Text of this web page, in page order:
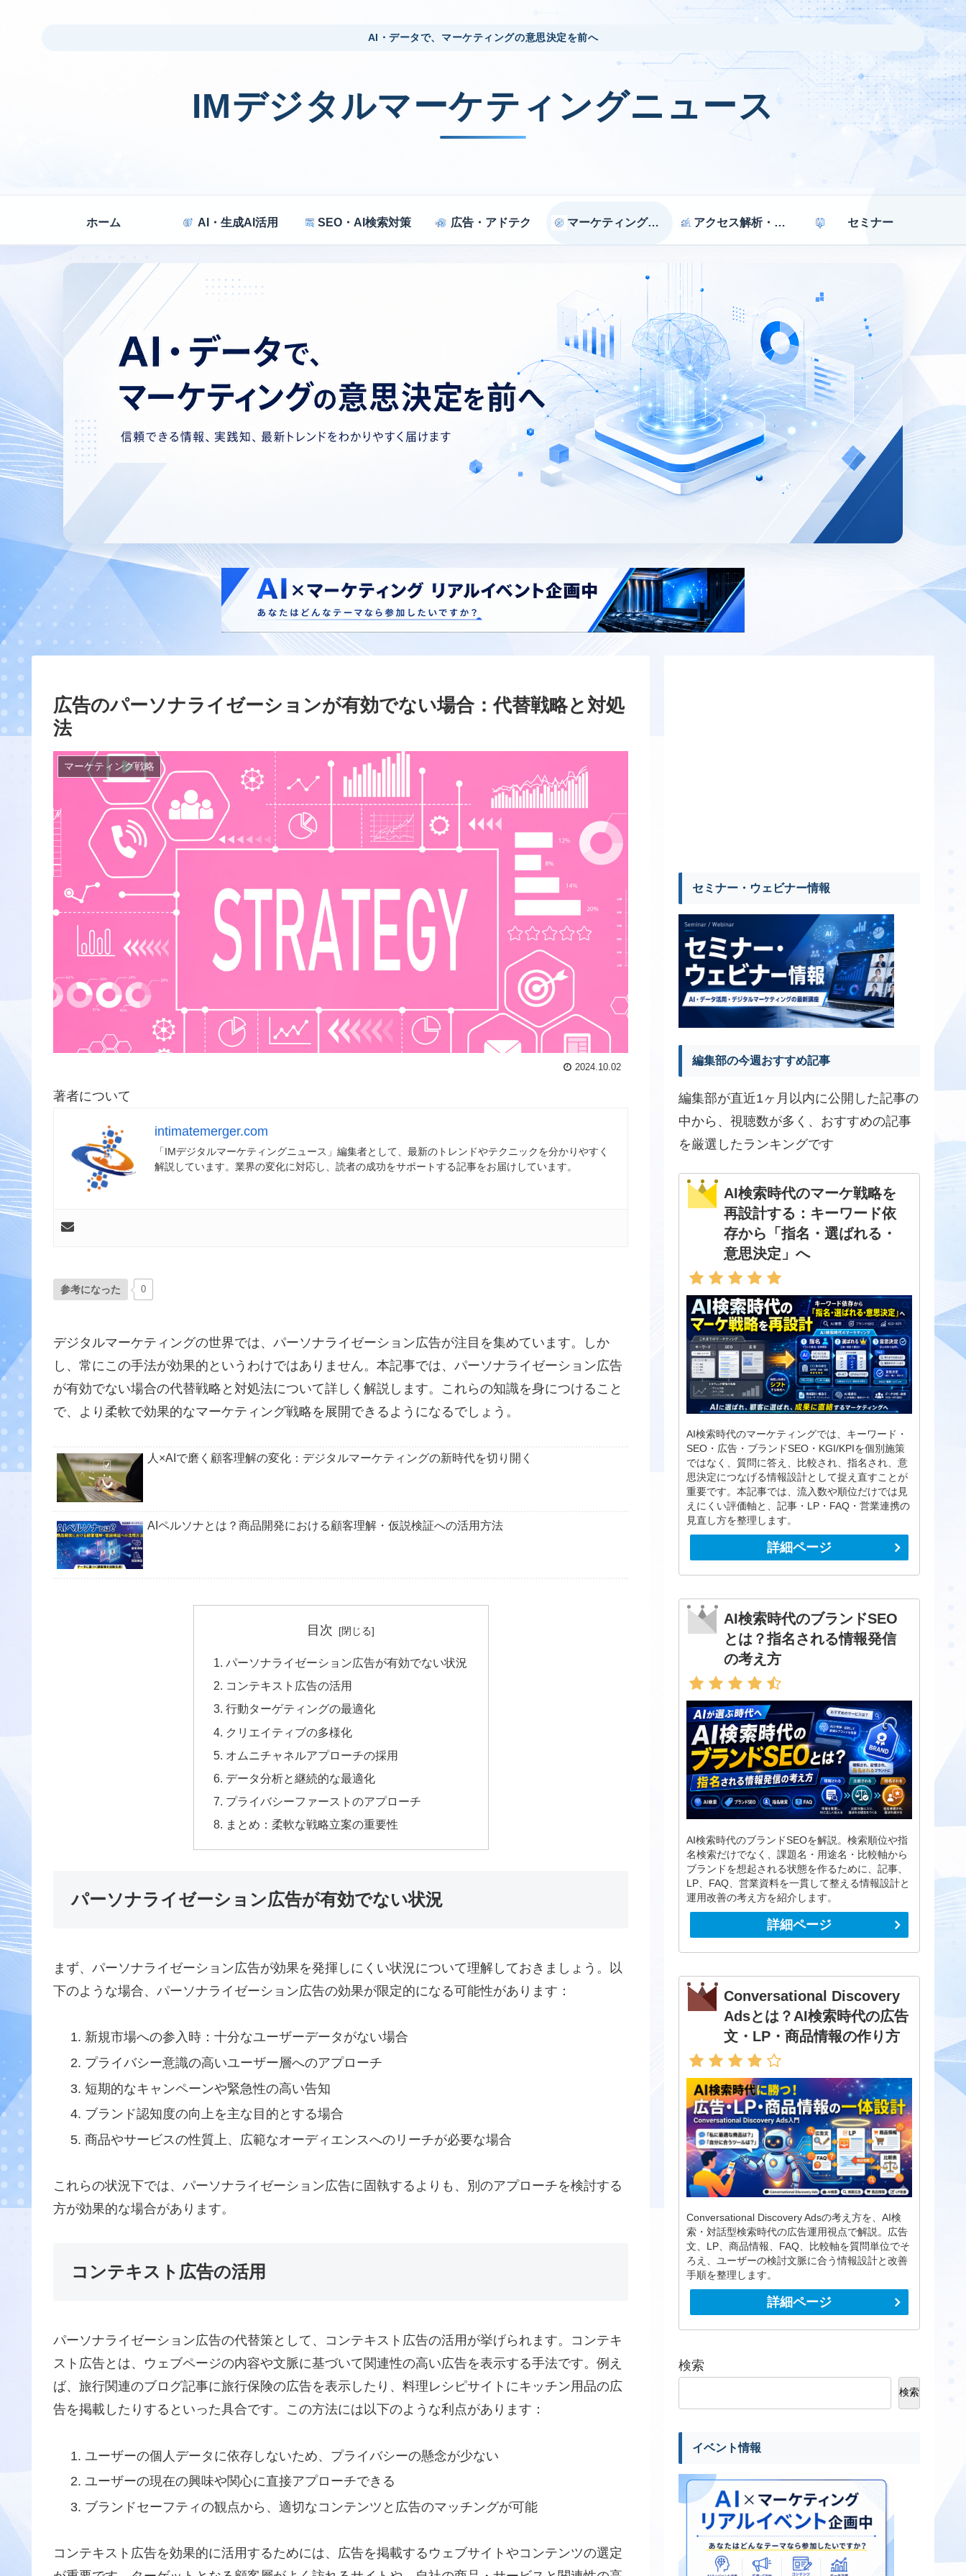
AI・データで、マーケティングの意思決定を前へ
IMデジタルマーケティングニュース
ホーム AI・生成AI活用 SEO・AI検索対策 広告・アドテク マーケティング戦略 アクセス解析・効果測定 セミナー
広告のパーソナライゼーションが有効でない場合：代替戦略と対処
法
マーケティング戦略
2024.10.02
著者について
intimatemerger.com
「IMデジタルマーケティングニュース」編集者として、最新のトレンドやテクニックを分かりやすく
解説しています。業界の変化に対応し、読者の成功をサポートする記事をお届けしています。
参考になった 0
デジタルマーケティングの世界では、パーソナライゼーション広告が注目を集めています。しか
し、常にこの手法が効果的というわけではありません。本記事では、パーソナライゼーション広告
が有効でない場合の代替戦略と対処法について詳しく解説します。これらの知識を身につけること
で、より柔軟で効果的なマーケティング戦略を展開できるようになるでしょう。
人×AIで磨く顧客理解の変化：デジタルマーケティングの新時代を切り開く
AIペルソナとは？商品開発における顧客理解・仮説検証への活用方法
目次
パーソナライゼーション広告が有効でない状況
コンテキスト広告の活用
行動ターゲティングの最適化
クリエイティブの多様化
オムニチャネルアプローチの採用
データ分析と継続的な最適化
プライバシーファーストのアプローチ
まとめ：柔軟な戦略立案の重要性
パーソナライゼーション広告が有効でない状況
まず、パーソナライゼーション広告が効果を発揮しにくい状況について理解しておきましょう。以
下のような場合、パーソナライゼーション広告の効果が限定的になる可能性があります：
新規市場への参入時：十分なユーザーデータがない場合
プライバシー意識の高いユーザー層へのアプローチ
短期的なキャンペーンや緊急性の高い告知
ブランド認知度の向上を主な目的とする場合
商品やサービスの性質上、広範なオーディエンスへのリーチが必要な場合
これらの状況下では、パーソナライゼーション広告に固執するよりも、別のアプローチを検討する
方が効果的な場合があります。
コンテキスト広告の活用
パーソナライゼーション広告の代替策として、コンテキスト広告の活用が挙げられます。コンテキ
スト広告とは、ウェブページの内容や文脈に基づいて関連性の高い広告を表示する手法です。例え
ば、旅行関連のブログ記事に旅行保険の広告を表示したり、料理レシピサイトにキッチン用品の広
告を掲載したりするといった具合です。この方法には以下のような利点があります：
ユーザーの個人データに依存しないため、プライバシーの懸念が少ない
ユーザーの現在の興味や関心に直接アプローチできる
ブランドセーフティの観点から、適切なコンテンツと広告のマッチングが可能
コンテキスト広告を効果的に活用するためには、広告を掲載するウェブサイトやコンテンツの選定
セミナー・ウェビナー情報
編集部の今週おすすめ記事
編集部が直近1ヶ月以内に公開した記事の
中から、視聴数が多く、おすすめの記事
を厳選したランキングです
AI検索時代のマーケ戦略を
再設計する：キーワード依
存から「指名・選ばれる・
意思決定」へ
AI検索時代のマーケティングでは、キーワード・
SEO・広告・ブランドSEO・KGI/KPIを個別施策
ではなく、質問に答え、比較され、指名され、意
思決定につなげる情報設計として捉え直すことが
重要です。本記事では、流入数や順位だけでは見
えにくい評価軸と、記事・LP・FAQ・営業連携の
見直し方を整理します。
詳細ページ
AI検索時代のブランドSEO
とは？指名される情報発信
の考え方
AI検索時代のブランドSEOを解説。検索順位や指
名検索だけでなく、課題名・用途名・比較軸から
ブランドを想起される状態を作るために、記事、
LP、FAQ、営業資料を一貫して整える情報設計と
運用改善の考え方を紹介します。
詳細ページ
Conversational Discovery
Adsとは？AI検索時代の広告
文・LP・商品情報の作り方
Conversational Discovery Adsの考え方を、AI検
索・対話型検索時代の広告運用視点で解説。広告
文、LP、商品情報、FAQ、比較軸を質問単位でそ
ろえ、ユーザーの検討文脈に合う情報設計と改善
手順を整理します。
詳細ページ
検索
検索
イベント情報